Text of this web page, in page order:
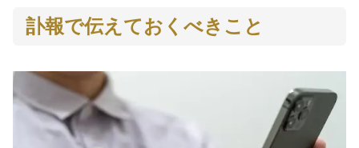
訃報で伝えておくべきこと